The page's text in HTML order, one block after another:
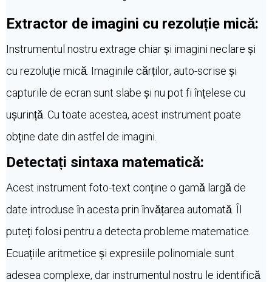
Extractor de imagini cu rezoluție mică:
Instrumentul nostru extrage chiar și imagini neclare și
cu rezoluție mică. Imaginile cărților, auto-scrise și
capturile de ecran sunt slabe și nu pot fi înțelese cu
ușurință. Cu toate acestea, acest instrument poate
obține date din astfel de imagini.
Detectați sintaxa matematică:
Acest instrument foto-text conține o gamă largă de
date introduse în acesta prin învățarea automată. Îl
puteți folosi pentru a detecta probleme matematice.
Ecuațiile aritmetice și expresiile polinomiale sunt
adesea complexe, dar instrumentul nostru le identifică